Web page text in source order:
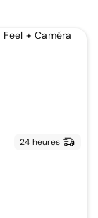
24 heures